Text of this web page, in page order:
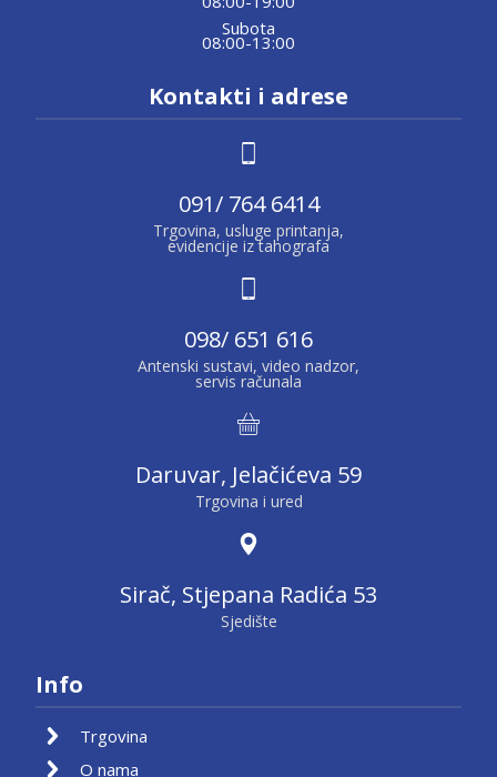
Subota
08:00-13:00
Kontakti i adrese
091/ 764 6414
Trgovina, usluge printanja,
evidencije iz tahografa
098/ 651 616
Antenski sustavi, video nadzor,
servis računala
Daruvar, Jelačićeva 59
Trgovina i ured
Sirač, Stjepana Radića 53
Sjedište
Info
Trgovina
O nama